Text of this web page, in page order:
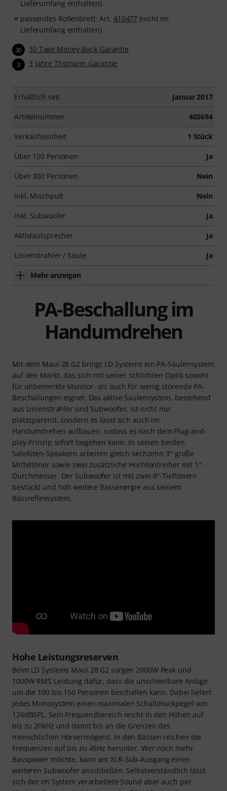
Lieferumfang enthalten)
passendes Rollenbrett: Art. 410477 (nicht im
Lieferumfang enthalten)
30 30 Tage Money-Back-Garantie
3 3 Jahre Thomann Garantie
Erhältlich seit Januar 2017
Artikelnummer 403694
Verkaufseinheit 1 Stück
Über 150 Personen Ja
Über 300 Personen Nein
Inkl. Mischpult Nein
Inkl. Subwoofer Ja
Aktivlautsprecher Ja
Linienstrahler / Säule Ja
Mehr anzeigen
PA-Beschallung im
Handumdrehen
Mit dem Maui 28 G2 bringt LD Systems ein PA-Säulensystem
auf den Markt, das sich mit seiner schlichten Optik sowohl
für unbemerkte Monitor- als auch für wenig störende PA-
Beschallungen eignet. Das aktive Säulensystem, bestehend
aus Linienstrahler und Subwoofer, ist nicht nur
platzsparend, sondern es lässt sich auch im
Handumdrehen aufbauen, sodass es nach dem Plug-and-
play-Prinzip sofort losgehen kann. In seinen beiden
Satelliten-Speakern arbeiten gleich sechzehn 3″ große
Mitteltöner sowie zwei zusätzliche Hochtontreiber mit 1″-
Durchmesser. Der Subwoofer ist mit zwei 8″-Tieftönern
bestückt und holt weitere Bassenergie aus seinem
Bassreflexsystem.
Hohe Leistungsreserven
Beim LD Systems Maui 28 G2 sorgen 2000W Peak und
1000W RMS Leistung dafür, dass die unscheinbare Anlage
um die 100 bis 150 Personen beschallen kann. Dabei liefert
jedes Monosystem einen maximalen Schalldruckpegel von
126dBSPL. Sein Frequenzbereich reicht in den Höhen auf
bis zu 20kHz und damit bis an die Grenzen des
menschlichen Hörvermögens. In den Bässen reichen die
Frequenzen auf bis zu 45Hz herunter. Wer noch mehr
Basspower möchte, kann am XLR-Sub-Ausgang einen
weiteren Subwoofer anschließen. Selbstverständlich lässt
sich der im System verarbeitete Sound aber auch per